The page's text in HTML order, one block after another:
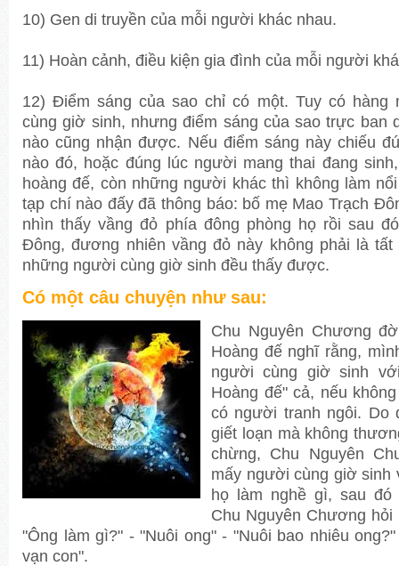
10) Gen di truyền của mỗi người khác nhau.
11) Hoàn cảnh, điều kiện gia đình của mỗi người
12) Ðiểm sáng của sao chỉ có một. Tuy có hàng
cùng giờ sinh, nhưng điểm sáng của sao trực ban
nào cũng nhận được. Nếu điểm sáng này chiếu
nào đó, hoặc đúng lúc người mang thai đang
hoàng đế, còn những người khác thì không làm
tạp chí nào đấy đã thông báo: bố mẹ Mao Trạch
nhìn thấy vầng đỏ phía đông phòng họ rồi sau
Ðông, đương nhiên vầng đỏ này không phải là
những người cùng giờ sinh đều thấy được.
Có một câu chuyện như sau:
Chu Nguyên Chương
Hoàng đế nghĩ rằng,
người cùng giờ sinh
Hoàng đế" cả, nếu
có người tranh ngôi. Do
giết loạn mà không
chừng, Chu Nguyên
mấy người cùng giờ sinh
họ làm nghề gì, sau đó
Chu Nguyên Chương
"Ông làm gì?" - "Nuôi ong" - "Nuôi bao nhiêu
vạn con".